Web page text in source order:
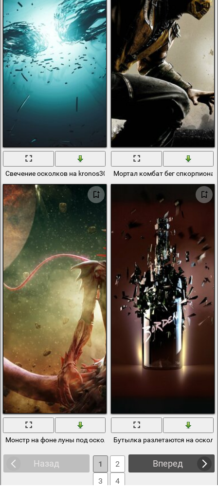
Свечение осколков на kronos3051Мортал комбат бег
Монстр на фоне луны под осколкамиБутылка разлетаются на
Назад Вперед
1
2
3
4